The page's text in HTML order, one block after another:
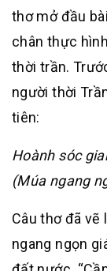
thơ mở đầu
chân thực
thời trần.
người thời
tiên:
Hoành sóc
(Múa ngang
Câu thơ đã vẽ
ngang ngọn